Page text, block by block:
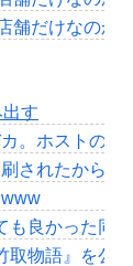
舗だけなのか
す
。ホストの
されたから
も良かった
取物語』を